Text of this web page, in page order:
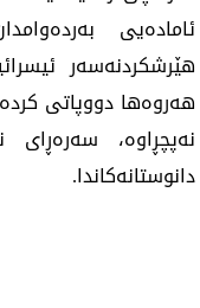
ئاماده‌یی
هێرشكردنه‌سه‌ر
هه‌روه‌ها دووپاتی
نه‌پچڕاوه‌،
دانوستانه‌كاندا.